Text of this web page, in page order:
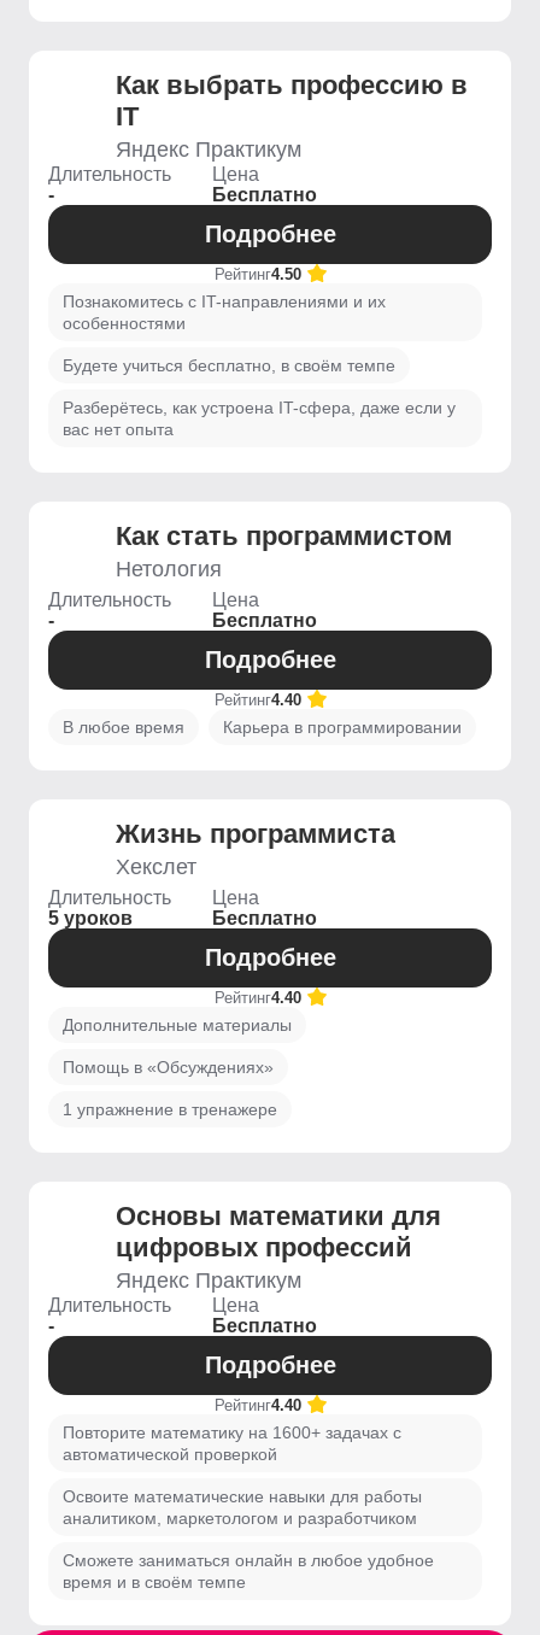
Как выбрать профессию в
IT
Яндекс Практикум
Длительность
-
Цена
Бесплатно
Подробнее
Рейтинг4.50
Познакомитесь с IT-направлениями и их
особенностями
Будете учиться бесплатно, в своём темпе
Разберётесь, как устроена IT-сфера, даже если у
вас нет опыта
Как стать программистом
Нетология
Длительность
-
Цена
Бесплатно
Подробнее
Рейтинг4.40
В любое время Карьера в программировании
Жизнь программиста
Хекслет
Длительность
5 уроков
Цена
Бесплатно
Подробнее
Рейтинг4.40
Дополнительные материалы
Помощь в «Обсуждениях»
1 упражнение в тренажере
Основы математики для
цифровых профессий
Яндекс Практикум
Длительность
-
Цена
Бесплатно
Подробнее
Рейтинг4.40
Повторите математику на 1600+ задачах с
автоматической проверкой
Освоите математические навыки для работы
аналитиком, маркетологом и разработчиком
Сможете заниматься онлайн в любое удобное
время и в своём темпе